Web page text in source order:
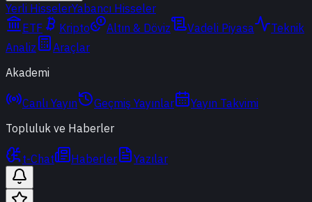
Yerli HisselerYabancı Hisseler
ETF
Kripto Altın & Döviz Vadeli Piyasa
Teknik
Analiz
Araçlar
Akademi
Canlı Yayın Geçmiş Yayınlar
Yayın Takvimi
Topluluk ve Haberler
t-Chat Haberler Yazılar